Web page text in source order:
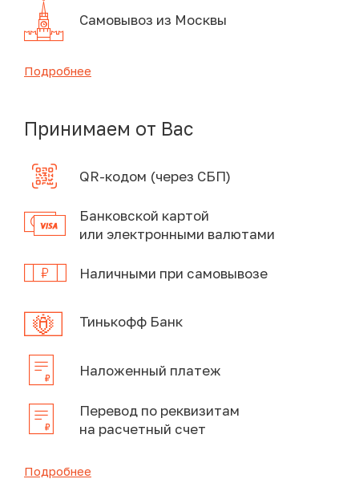
Самовывоз из Москвы
Подробнее
Принимаем от Вас
QR-кодом (через СБП)
Банковской картой
или электронными валютами
Наличными при самовывозе
Тинькофф Банк
Наложенный платеж
Перевод по реквизитам
на расчетный счет
Подробнее